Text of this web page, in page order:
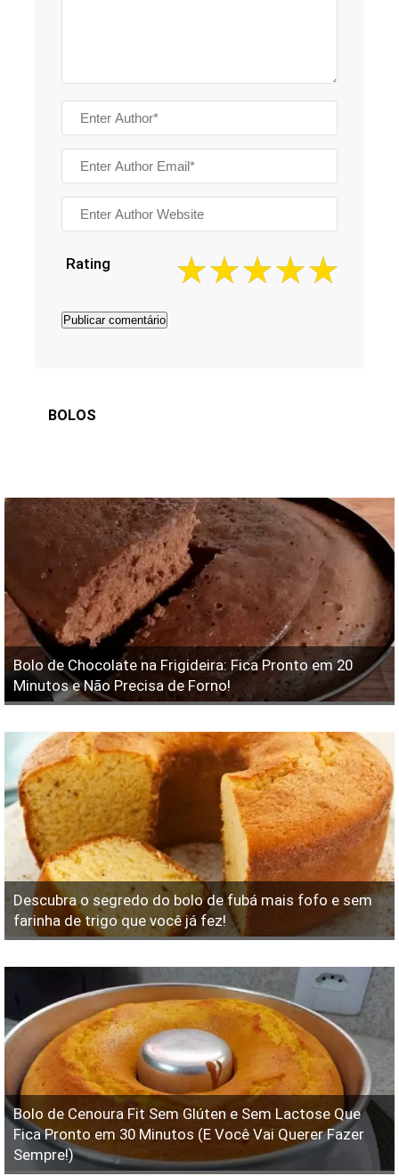
Rating
BOLOS
Bolo de Chocolate na Frigideira: Fica Pronto em 20
Minutos e Não Precisa de Forno!
Descubra o segredo do bolo de fubá mais fofo e sem
farinha de trigo que você já fez!
Bolo de Cenoura Fit Sem Glúten e Sem Lactose Que
Fica Pronto em 30 Minutos (E Você Vai Querer Fazer
Sempre!)